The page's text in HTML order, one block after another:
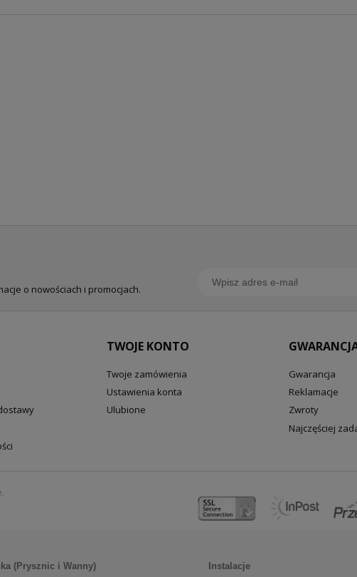
o nowościach i promocjach.
TWOJE KONTO
Twoje zamówienia
Ustawienia konta
Ulubione
Gwarancja
Reklamacje
Zwroty
Najczęściej
(Prysznic i Wanny) Instalacje